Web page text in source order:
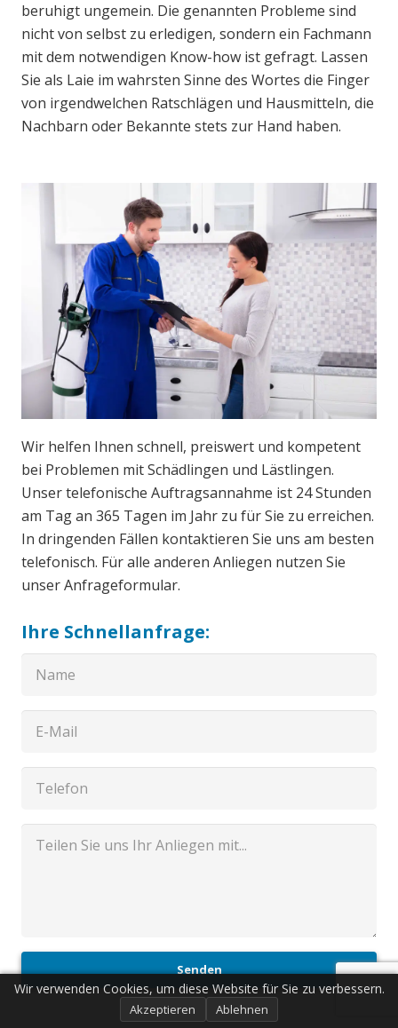
beruhigt ungemein. Die genannten Probleme sind
nicht von selbst zu erledigen, sondern ein Fachmann
mit dem notwendigen Know-how ist gefragt. Lassen
Sie als Laie im wahrsten Sinne des Wortes die Finger
von irgendwelchen Ratschlägen und Hausmitteln, die
Nachbarn oder Bekannte stets zur Hand haben.
Wir helfen Ihnen schnell, preiswert und kompetent
bei Problemen mit Schädlingen und Lästlingen.
Unser telefonische Auftragsannahme ist 24 Stunden
am Tag an 365 Tagen im Jahr zu für Sie zu erreichen.
In dringenden Fällen kontaktieren Sie uns am besten
telefonisch. Für alle anderen Anliegen nutzen Sie
unser Anfrageformular.
Ihre Schnellanfrage:
Senden
Wir verwenden Cookies, um diese Website für Sie zu verbessern.
Akzeptieren Ablehnen